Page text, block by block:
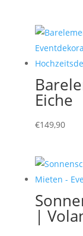
Eiche
€149,90
|